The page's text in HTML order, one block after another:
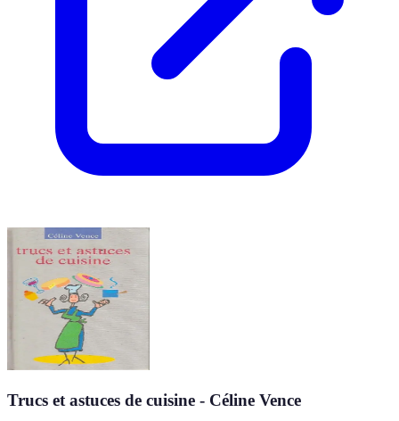
Trucs et astuces de cuisine - Céline Vence